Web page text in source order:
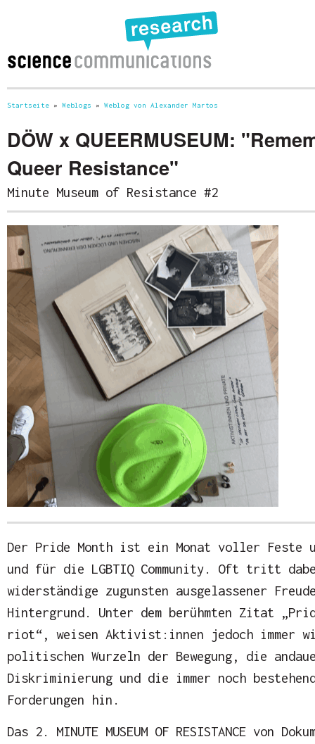
Sie sind hier
Startseite » Weblogs » Weblog von Alexander Martos
DÖW x QUEERMUSEUM:
Queer Resistance"
Minute Museum of Resistance #2
Der Pride Month ist ein Monat voller Feste
und für die LGBTIQ Community. Oft tritt
widerständige zugunsten ausgelassener
Hintergrund. Unter dem berühmten Zitat
riot“, weisen Aktivist:innen jedoch immer
politischen Wurzeln der Bewegung, die
Diskriminierung und die immer noch
Forderungen hin.
Das 2. MINUTE MUSEUM OF RESISTANCE von